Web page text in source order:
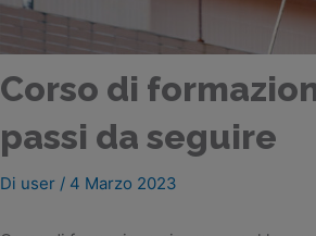
Corso di
passi da seguire
Di user / 4 Marzo 2023